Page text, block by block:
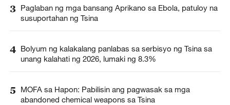
3 Paglaban ng mga bansang Aprikano sa Ebola, patuloy na
susuportahan ng Tsina
4 Bolyum ng kalakalang panlabas sa serbisyo ng Tsina sa
unang kalahati ng 2026, lumaki ng 8.3%
5
MOFA sa Hapon: Pabilisin ang pagwasak sa mga
abandoned chemical weapons sa Tsina